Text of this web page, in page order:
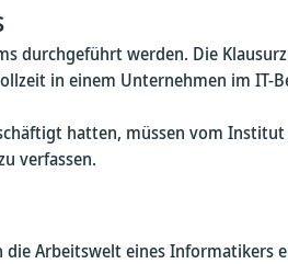
durchgeführt werden. Die
in einem Unternehmen im
hatten, müssen vom
verfassen.
Arbeitswelt eines